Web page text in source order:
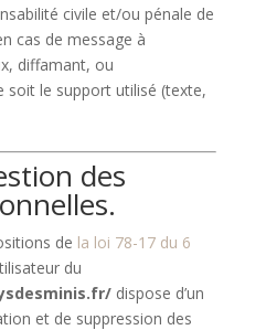
civile et/ou pénale de
cas de message à
diffamant, ou
soit le support utilisé (texte,
des
de la loi 78-17 du 6
du
dispose d’un
et de suppression des